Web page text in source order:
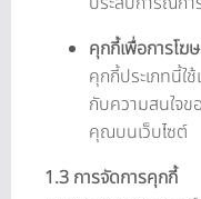
คุกกี้เพื่อการโ
คุกกี้ประเภทนี้ใ
กับความสนใจ
คุณบนเว็บไซต์
1.3 การจัดการคุกกี้